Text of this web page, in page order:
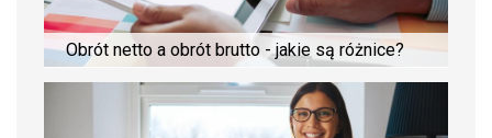
Obrót netto a obrót brutto - jakie są różnice?